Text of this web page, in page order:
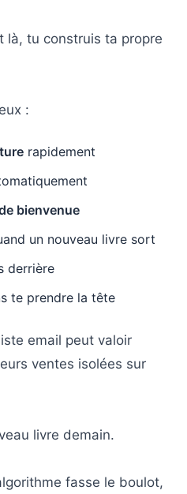
là, tu construis ta propre
:
rapidement
bienvenue
un nouveau livre sort
derrière
te prendre la tête
email peut valoir
ventes isolées sur
livre demain.
fasse le boulot,